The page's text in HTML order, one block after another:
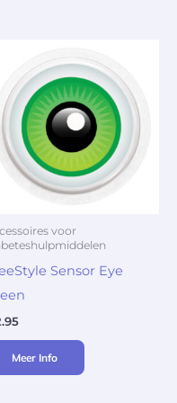
voor
Sensor Eye
Meer Info